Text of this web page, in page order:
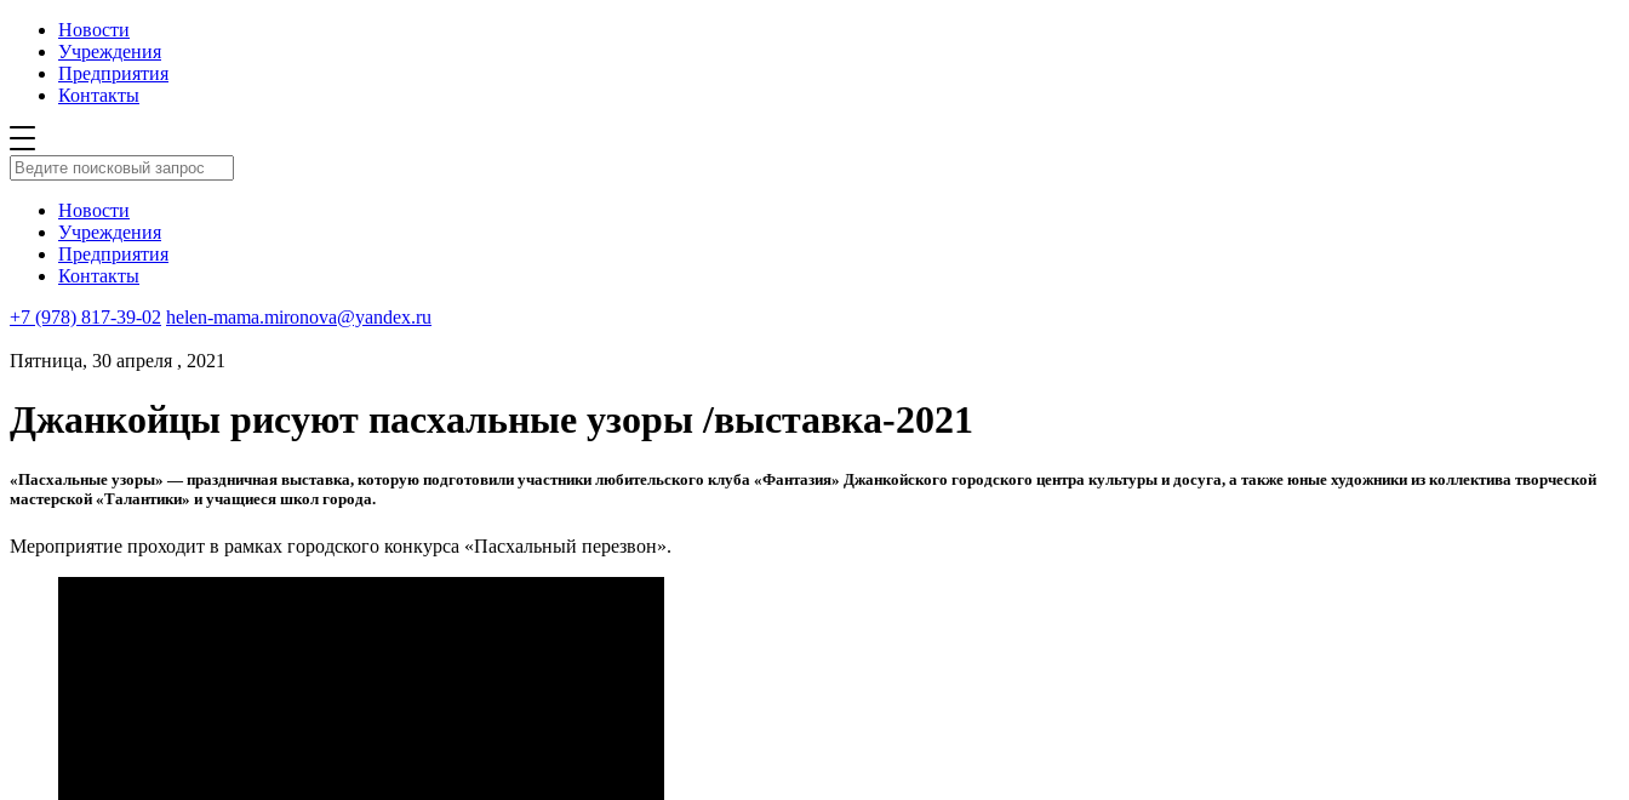
Новости
Учреждения
Предприятия
Контакты
Новости
Учреждения
Предприятия
Контакты
+7 (978) 817-39-02 helen-mama.mironova@yandex.ru
Пятница, 30 апреля , 2021
Джанкойцы рисуют пасхальные узоры /выставка-2021
«Пасхальные узоры» — праздничная выставка, которую подготовили участники любительского клуба «Фантазия» Джанкойского городского центра культуры и досуга, а также юные художники из коллектива творческой
мастерской «Талантики» и учащиеся школ города.
Мероприятие проходит в рамках городского конкурса «Пасхальный перезвон».